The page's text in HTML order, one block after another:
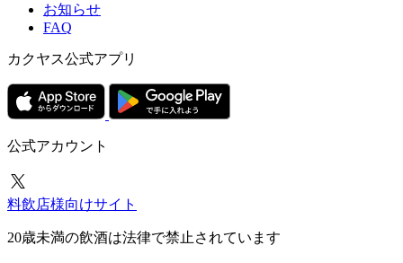
お知らせ
FAQ
カクヤス公式アプリ
公式アカウント
料飲店様向けサイト
20歳未満の飲酒は法律で禁止されています